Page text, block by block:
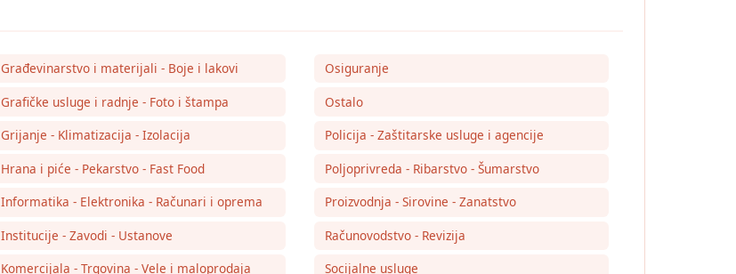
Građevinarstvo i materijali - Boje i lakovi
Grafičke usluge i radnje - Foto i štampa
Grijanje - Klimatizacija - Izolacija
Hrana i piće - Pekarstvo - Fast Food
Informatika - Elektronika - Računari i oprema
Institucije - Zavodi - Ustanove
Komercijala - Trgovina - Vele i maloprodaja
Osiguranje
Ostalo
Policija - Zaštitarske usluge i agencije
Poljoprivreda - Ribarstvo - Šumarstvo
Proizvodnja - Sirovine - Zanatstvo
Računovodstvo - Revizija
Socijalne usluge